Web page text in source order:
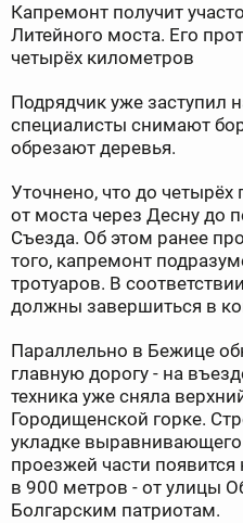
Капремонт получит
Литейного моста. Его
четырёх километров
Подрядчик уже заступил
специалисты снимают
обрезают деревья.
Уточнено, что до четырёх
от моста через Десну до
Съезда. Об этом ранее
того, капремонт
тротуаров. В
должны завершиться в
Параллельно в Бежице
главную дорогу - на
техника уже сняла
Городищенской горке.
укладке
проезжей части появится
в 900 метров - от улицы
Болгарским патриотам.